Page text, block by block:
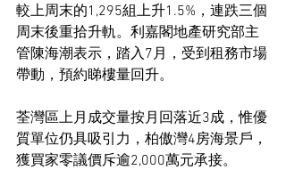
較上周末的1,295組上升1.5%，連跌三個
周末後重拾升軌。利嘉閣地產研究部主
管陳海潮表示，踏入7月，受到租務市場
帶動，預約睇樓量回升。
荃灣區上月成交量按月回落近3成，惟優
質單位仍具吸引力，柏傲灣4房海景戶，
獲買家零議價斥逾2,000萬元承接。